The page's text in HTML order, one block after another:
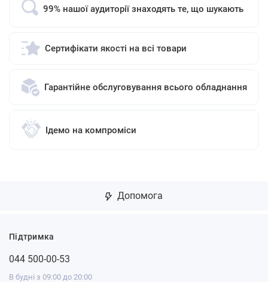
99% нашої аудиторії знаходять те, що шукають
Сертифікати якості на всі товари
Гарантійне обслуговування всього обладнання
Ідемо на компроміси
Допомога
Підтримка
044 500-00-53
В будні з 09:00 до 20:00